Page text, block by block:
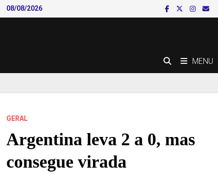
Skip
to
08/08/2026
MENU
GERAL
Argentina leva 2 a 0, mas
consegue virada